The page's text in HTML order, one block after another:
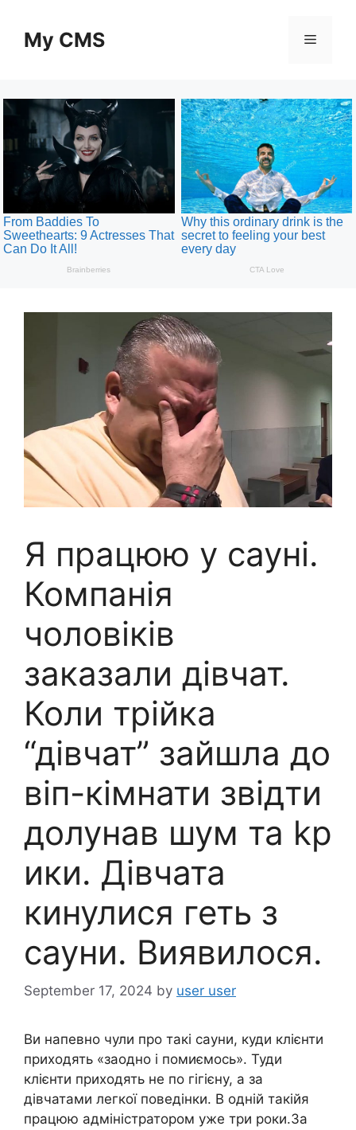
contentMy CMS Menu
Я працюю у сауні.
Компанія
чоловіків
заказали дівчат.
Коли трійка
“дівчат” зайшла до
віп-кімнати звідти
долунав шум та kp
ики. Дівчата
кинулися геть з
сауни. Виявилося.
September 17, 2024 by user user
Ви напевно чули про такі сауни, куди клієнти
приходять «заодно і помиємось». Туди
клієнти приходять не по гігієну, а за
дівчатами легкої поведінки. В одній такійя
працюю адміністратором уже три роки.За